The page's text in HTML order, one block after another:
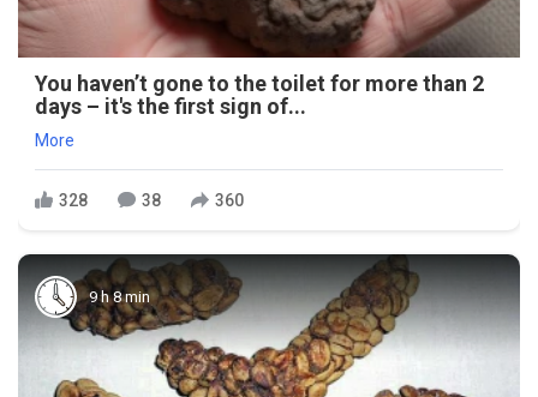
You haven’t gone to the toilet for more than 2
days – it's the first sign of...
More
328 38 360
9 h 8 min